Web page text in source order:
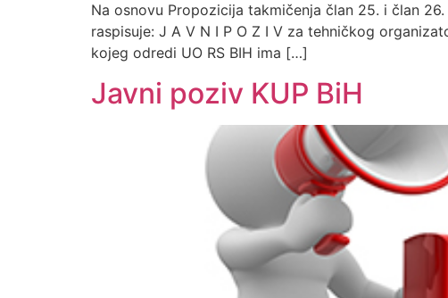
Na osnovu Propozicija takmičenja član 25. i član
raspisuje: J A V N I P O Z I V za tehničkog
kojeg odredi UO RS BIH ima […]
Javni poziv KUP BiH